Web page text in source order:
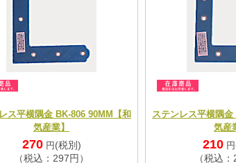
ス平横隅金 BK-806 90MM【和
気産業】
270円 (税別)
（税込：297円）
ステンレス平横隅
気産
210円
（税込：